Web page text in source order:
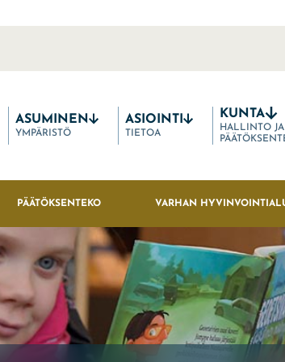
ASUMINEN
YMPÄRISTÖ
ASIOINTI
TIETOA
KUNTA
HALLINTO JA
PÄÄTÖKSENTEKO VARHAN